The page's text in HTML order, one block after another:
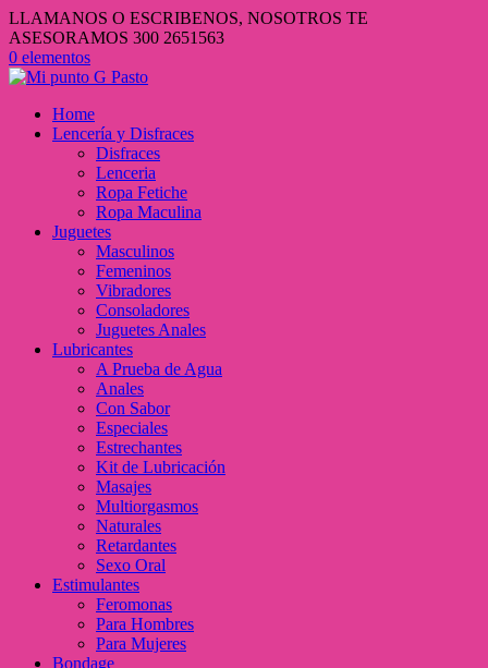
LLAMANOS O ESCRIBENOS, NOSOTROS TE
ASESORAMOS 300 2651563
0 elementos
Home
Lencería y Disfraces
Disfraces
Lenceria
Ropa Fetiche
Ropa Maculina
Juguetes
Masculinos
Femeninos
Vibradores
Consoladores
Juguetes Anales
Lubricantes
A Prueba de Agua
Anales
Con Sabor
Especiales
Estrechantes
Kit de Lubricación
Masajes
Multiorgasmos
Naturales
Retardantes
Sexo Oral
Estimulantes
Feromonas
Para Hombres
Para Mujeres
Bondage